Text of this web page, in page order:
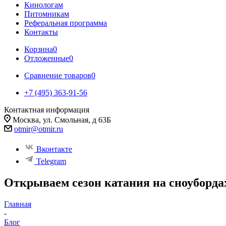
Кинологам
Питомникам
Реферальная программа
Контакты
Корзина0
Отложенные0
Сравнение товаров0
+7 (495) 363-91-56
Контактная информация
Москва, ул. Смольная, д 63Б
otmir@otmir.ru
Вконтакте
Telegram
Открываем сезон катания на
Главная
-
Блог